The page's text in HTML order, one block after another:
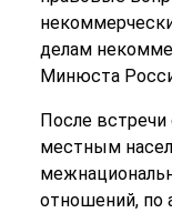
делам
Минюста
После
местным
отношений, по